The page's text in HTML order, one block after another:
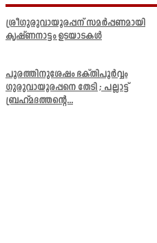
ശ്രീഗുരുവായൂരപ്പന് സമർപ്പണമായി
കൃഷ്ണനാട്ടം ഉടയാടകൾ
പൂരത്തിനുശേഷം ഭക്തിപൂർവ്വം
ഗുരുവായൂരപ്പനെ തേടി ; പല്ലാട്ട്
ബ്രഹ്മദത്തന്റെ...